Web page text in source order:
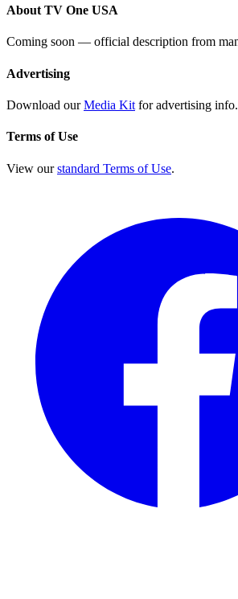
About TV One USA
Coming soon — official description from
Advertising
Download ourMedia Kit for advertising info.
Terms of Use
View ourstandard Terms of Use.